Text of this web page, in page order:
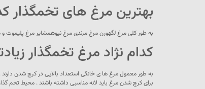
بهترین مرغ های تخمگذار
به طور کلی مرغ لگهورن مرغ مرندی مرغ نیوهمشایر مرغ پلیموت و
کدام نژاد مرغ تخمگذار
به طور معمول مرغ ها ی خانگی استعداد بالایی در کرچ شدن
برای کرچ شدن مرغ باید لانه مناسبی داشته باشند . محیط تخم گذار